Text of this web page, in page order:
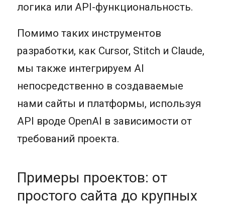
логика или API-функциональность.
Помимо таких инструментов
разработки, как Cursor, Stitch и Claude,
мы также интегрируем AI
непосредственно в создаваемые
нами сайты и платформы, используя
API вроде OpenAI в зависимости от
требований проекта.
Примеры проектов: от
простого сайта до крупных